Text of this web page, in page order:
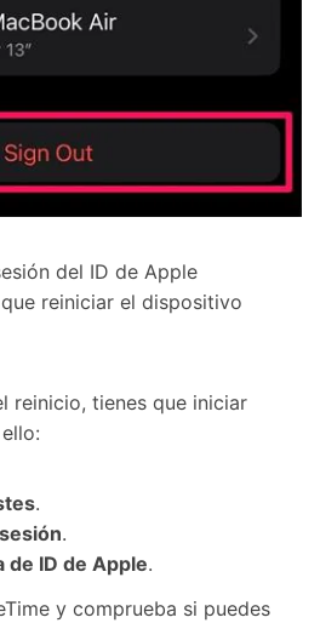
del ID de Apple
reiniciar el dispositivo
reinicio, tienes que iniciar
.
.󠀲󠀩󠀠󠀥󠀦󠀩󠀦󠀥󠀳
de ID de Apple.󠀲󠀩󠀠󠀥󠀦󠀩󠀦󠀦󠀳
y comprueba si puedes